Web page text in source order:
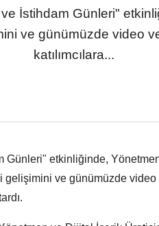
İstihdam Günleri"
ve günümüzde video
katılımcılara...
Günleri" etkinliğinde,
gelişimini ve günümüzde video